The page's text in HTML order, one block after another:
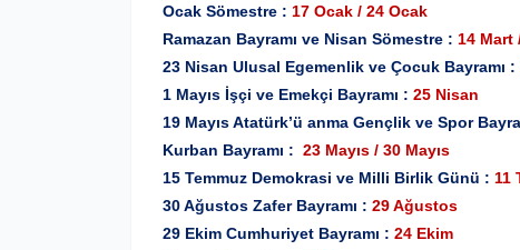
Ocak Sömestre : 17 Ocak / 24 Ocak
Ramazan Bayramı ve Nisan Sömestre : 14 Mart
23 Nisan Ulusal Egemenlik ve Çocuk Bayramı :
1 Mayıs İşçi ve Emekçi Bayramı : 25 Nisan
19 Mayıs Atatürk’ü anma Gençlik ve Spor
Kurban Bayramı : 23 Mayıs / 30 Mayıs
15 Temmuz Demokrasi ve Milli Birlik Günü : 11
30 Ağustos Zafer Bayramı : 29 Ağustos
29 Ekim Cumhuriyet Bayramı : 24 Ekim